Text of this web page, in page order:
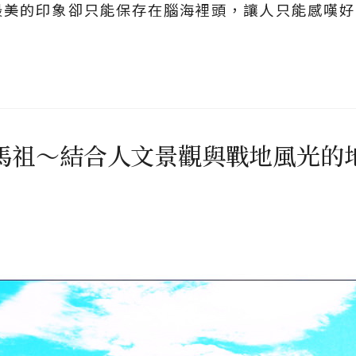
的印象卻只能保存在腦海裡頭，讓人只能感嘆
祖～結合人文景觀與戰地風光的